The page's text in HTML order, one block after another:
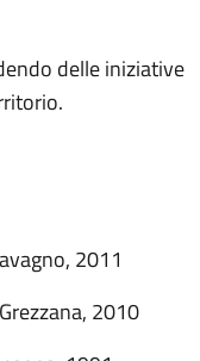
delle iniziative
2011
2010